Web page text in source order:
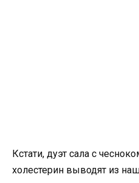
Кстати, дуэт сала с
холестерин выводят из